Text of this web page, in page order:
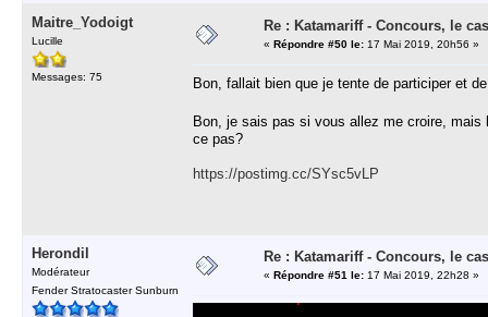
Maitre_Yodoigt
Lucille
Messages: 75
Re : Katamariff - Concours, le
« Répondre #50 le: 17 Mai 2019, 20h56 »
Bon, fallait bien que je tente de participer et
Bon, je sais pas si vous allez me croire,
ce pas?
https://postimg.cc/SYsc5vLP
Herondil
Modérateur
Fender Stratocaster Sunburn
Re : Katamariff - Concours, le
« Répondre #51 le: 17 Mai 2019, 22h28 »